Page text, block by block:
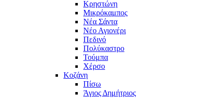
Κρηστώνη
Μικρόκαμπος
Νέα Σάντα
Νέο Αγιονέρι
Πεδινό
Πολύκαστρο
Τούμπα
Χέρσο
Κοζάνη
Πίσω
Άγιος Δημήτριος